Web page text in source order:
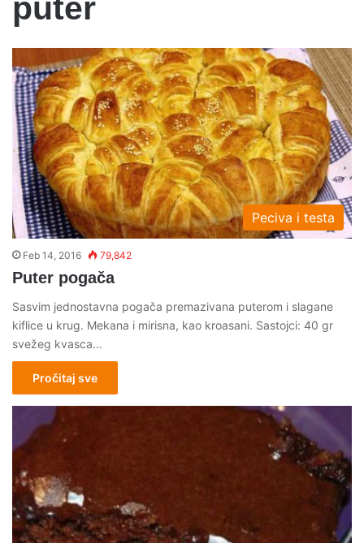
puter
Peciva i testa
Feb 14, 2016 79,842
Puter pogača
Sasvim jednostavna pogača premazivana puterom i slagane
kiflice u krug. Mekana i mirisna, kao kroasani. Sastojci: 40 gr
svežeg kvasca…
Pročitaj sve